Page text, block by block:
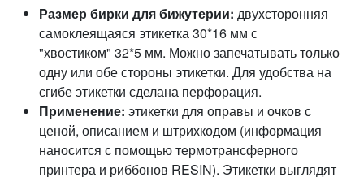
Размер бирки для бижутерии: двухсторонняя
самоклеящаяся этикетка 30*16 мм с
"хвостиком" 32*5 мм. Можно запечатывать только
одну или обе стороны этикетки. Для удобства на
сгибе этикетки сделана перфорация.
Применение: этикетки для оправы и очков с
ценой, описанием и штрихкодом (информация
наносится с помощью термотрансферного
принтера и риббонов RESIN). Этикетки выглядят